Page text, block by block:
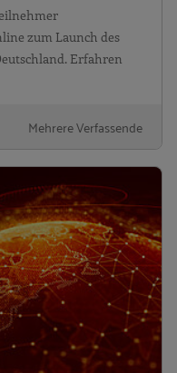
zum Launch des
Erfahren
Mehrere Verfassende